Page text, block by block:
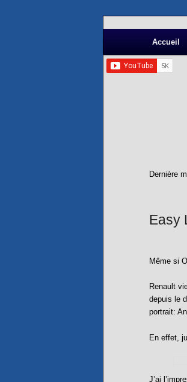
GPS-
MENU
Aller
Aller
Accueil
Dernière
Easy
Même si
Renault
depuis le
portrait:
En effet,
J’ai